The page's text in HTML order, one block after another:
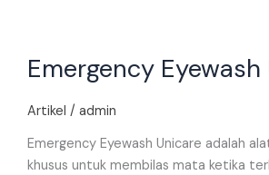
Emergency Eyewash
Artikel / admin
Emergency Eyewash Unicare adalah
khusus untuk membilas mata ketika
Eyewash